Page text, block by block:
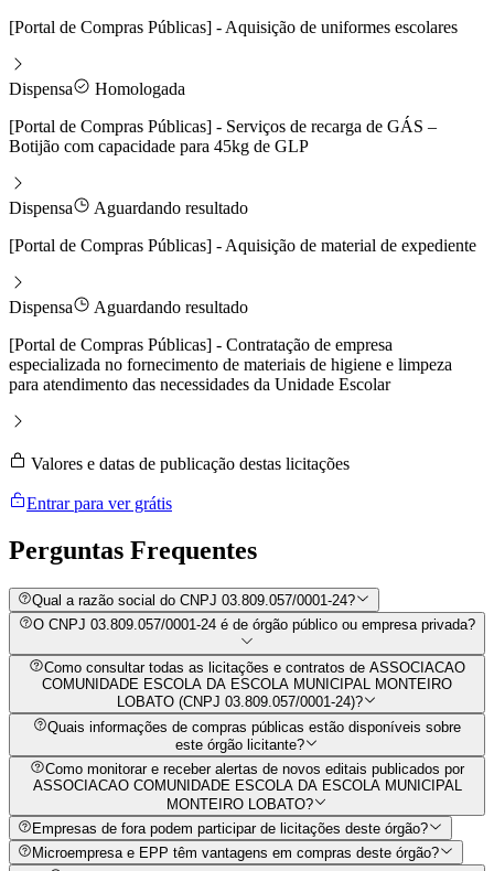
[Portal de Compras Públicas] - Aquisição de uniformes escolares
Dispensa
Homologada
[Portal de Compras Públicas] - Serviços de recarga de GÁS –
Botijão com capacidade para 45kg de GLP
Dispensa
Aguardando resultado
[Portal de Compras Públicas] - Aquisição de material de expediente
Dispensa
Aguardando resultado
[Portal de Compras Públicas] - Contratação de empresa
especializada no fornecimento de materiais de higiene e limpeza
para atendimento das necessidades da Unidade Escolar
Valores e datas de publicação destas licitações
Entrar para ver grátis
Perguntas Frequentes
Qual a razão social do CNPJ 03.809.057/0001-24?
O CNPJ 03.809.057/0001-24 é de órgão público ou empresa privada?
Como consultar todas as licitações e contratos de ASSOCIACAO
COMUNIDADE ESCOLA DA ESCOLA MUNICIPAL MONTEIRO
LOBATO (CNPJ 03.809.057/0001-24)?
Quais informações de compras públicas estão disponíveis sobre
este órgão licitante?
Como monitorar e receber alertas de novos editais publicados por
ASSOCIACAO COMUNIDADE ESCOLA DA ESCOLA MUNICIPAL
MONTEIRO LOBATO?
Empresas de fora podem participar de licitações deste órgão?
Microempresa e EPP têm vantagens em compras deste órgão?